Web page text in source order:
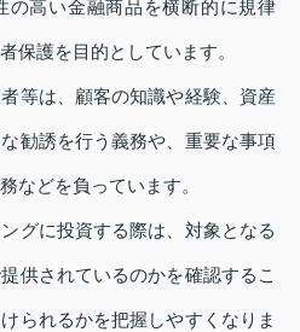
の高い金融商品を横断的に規律
保護を目的としています。
等は、顧客の知識や経験、資産
勧誘を行う義務や、重要な事項
などを負っています。
グに投資する際は、対象となる
供されているのかを確認するこ
られるかを把握しやすくなりま